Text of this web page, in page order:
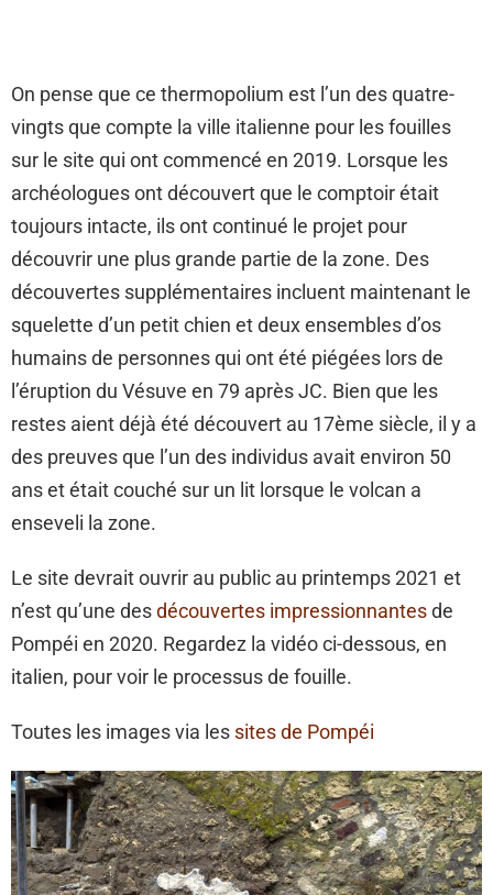
On pense que ce thermopolium est l’un des quatre-
vingts que compte la ville italienne pour les fouilles
sur le site qui ont commencé en 2019. Lorsque les
archéologues ont découvert que le comptoir était
toujours intacte, ils ont continué le projet pour
découvrir une plus grande partie de la zone. Des
découvertes supplémentaires incluent maintenant le
squelette d’un petit chien et deux ensembles d’os
humains de personnes qui ont été piégées lors de
l’éruption du Vésuve en 79 après JC. Bien que les
restes aient déjà été découvert au 17ème siècle, il y a
des preuves que l’un des individus avait environ 50
ans et était couché sur un lit lorsque le volcan a
enseveli la zone.
Le site devrait ouvrir au public au printemps 2021 et
n’est qu’une desdécouvertes impressionnantesde
Pompéi en 2020. Regardez la vidéo ci-dessous, en
italien, pour voir le processus de fouille.
Toutes les images via les sites de Pompéi